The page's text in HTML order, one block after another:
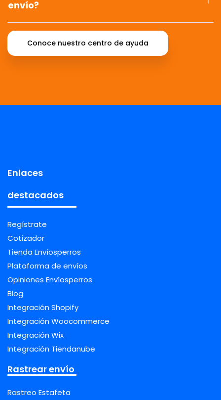
envío?
Conoce nuestro centro de ayuda
Enlaces
destacados
Regístrate
Cotizador
Tienda Envíosperros
Plataforma de envíos
Opiniones Envíosperros
Blog
Integración Shopify
Integración Woocommerce
Integración Wix
Integración Tiendanube
Rastrear envío
Rastreo Estafeta